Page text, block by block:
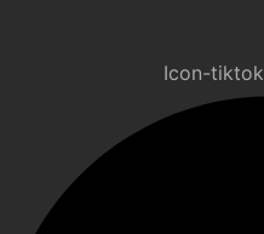
Icon-tiktok